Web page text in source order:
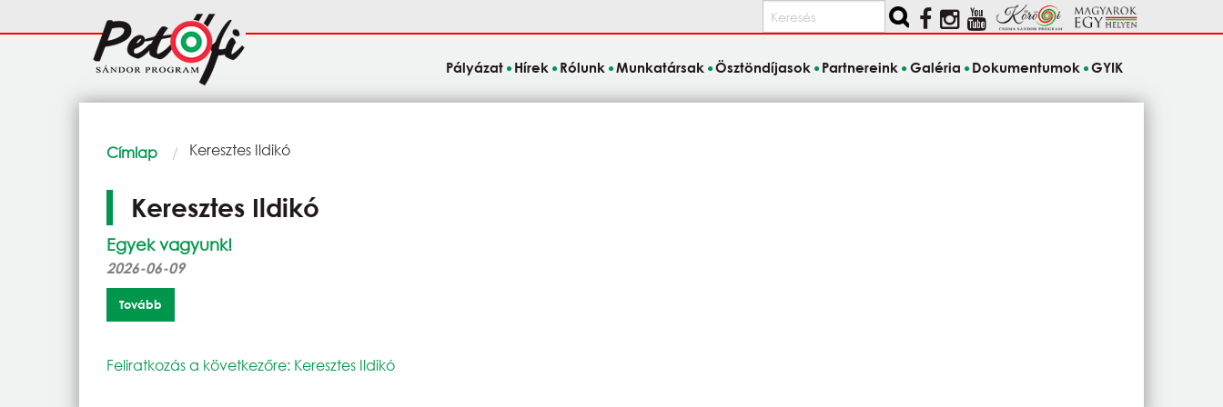
Keresés
Fő
navigáció
Pályázat Hírek Rólunk Munkatársak Ösztöndíjasok Partnereink Galéria Dokumentumok GYIK
Morzsa
Címlap Current:
Keresztes Ildikó
Keresztes Ildikó
Egyek vagyunk!
2026-06-09
Tovább
Feliratkozás a következőre: Keresztes Ildikó